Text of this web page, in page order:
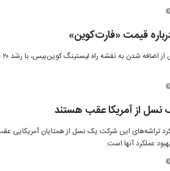
قیمت «فارت‌کوین»
نسل از آمریکا عقب هستند
تراشه‌های این شرکت یک نسل از همتایان آمریکایی
عملکرد آنها است.